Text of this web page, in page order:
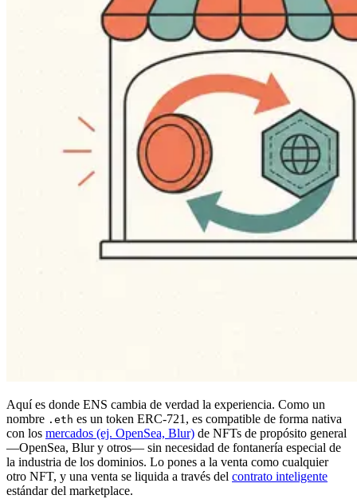
Aquí es donde ENS cambia de verdad la experiencia. Como un
nombre .eth es un token ERC-721, es compatible de forma nativa
con los mercados (ej. OpenSea, Blur) de NFTs de propósito general
—OpenSea, Blur y otros— sin necesidad de fontanería especial de
la industria de los dominios. Lo pones a la venta como cualquier
otro NFT, y una venta se liquida a través del contrato inteligente
estándar del marketplace.